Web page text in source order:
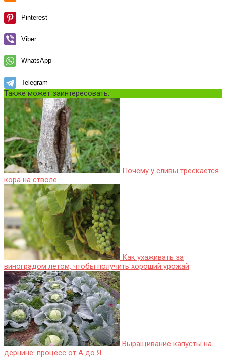
Pinterest
Viber
WhatsApp
Telegram
Также может заинтересовать:
Почему у сливы трескается
кора на стволе
Как ухаживать за
виноградом летом, чтобы получить хороший урожай
Выращивание капусты на
дернине: процесс от А до Я